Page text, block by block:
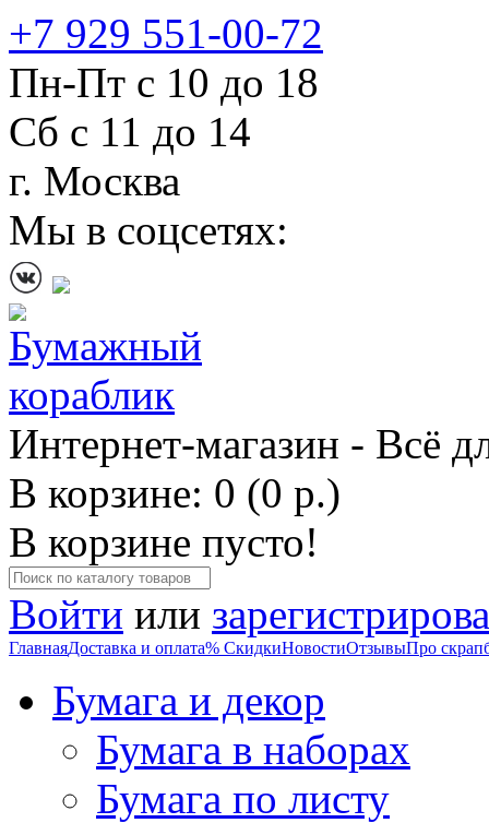
+7 929 551-00-72
Пн-Пт с 10 до 18
Сб с 11 до 14
г. Москва
Мы в соцсетях:
Интернет-магазин - Всё
В корзине: 0 (0 р.)
В корзине пусто!
Войти или
ГлавнаяДоставка и оплата% СкидкиНовостиОтзывыПро
Бумага и декор
Бумага в наборах
Бумага по листу